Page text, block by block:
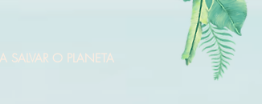
SALVAR O PLANETA